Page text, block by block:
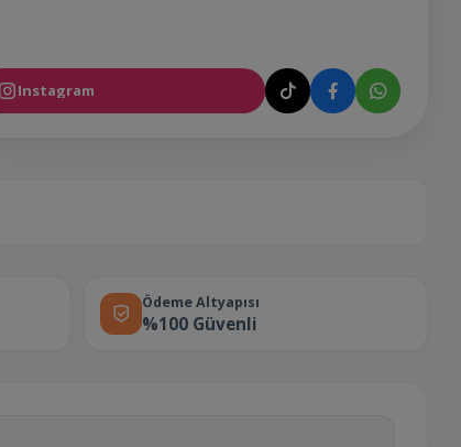
Instagram
Ödeme Altyapısı
%100 Güvenli